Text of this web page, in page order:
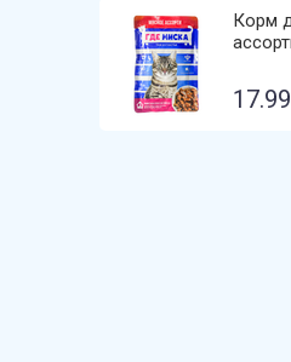
Корм
17.99